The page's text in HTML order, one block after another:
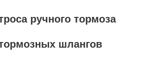
ручного тормоза
шлангов